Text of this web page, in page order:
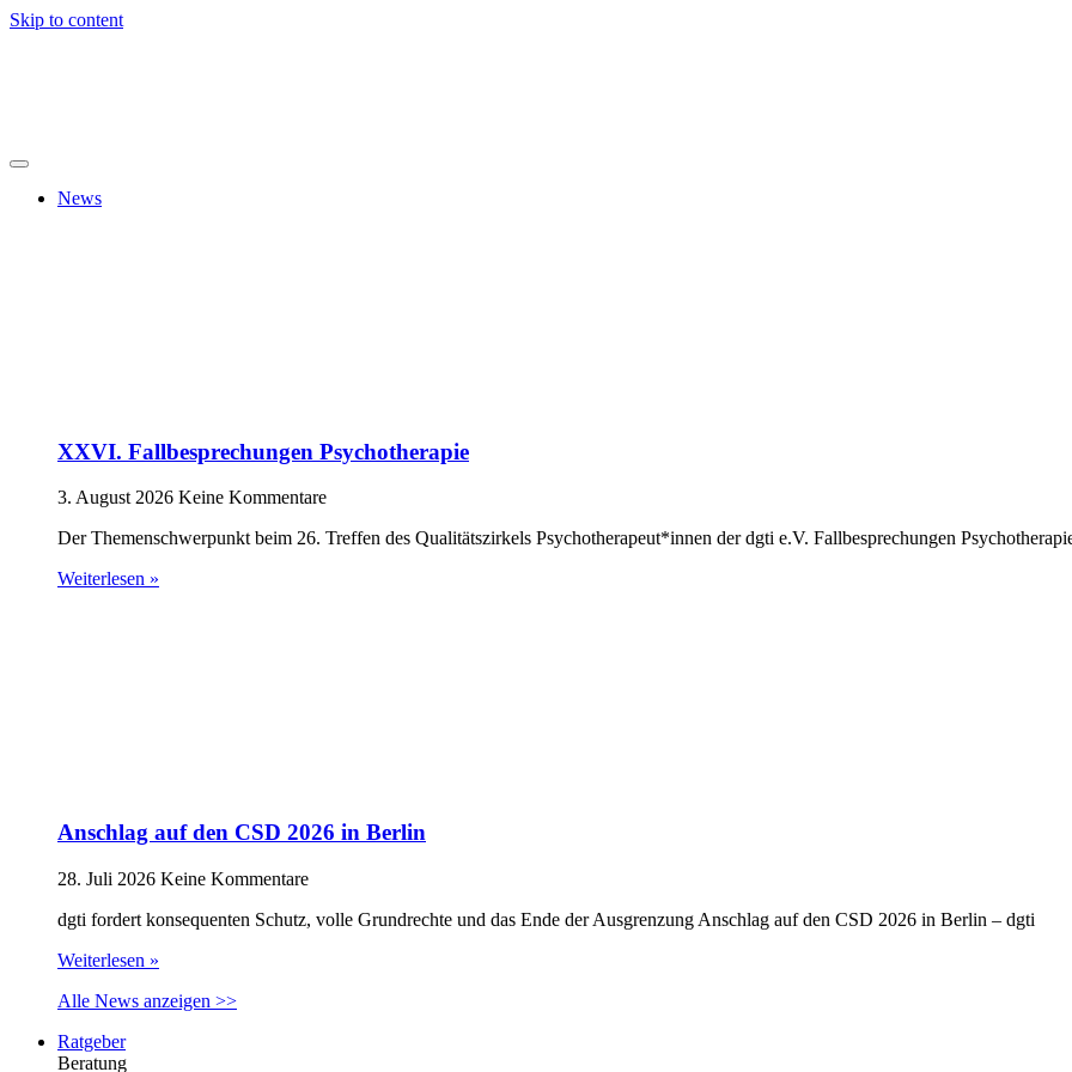
Skip to content
News
XXVI. Fallbesprechungen Psychotherapie
3. August 2026 Keine Kommentare
Der Themenschwerpunkt beim 26. Treffen des Qualitätszirkels Psychotherapeut*innen der dgti e.V. Fallbesprechungen
Weiterlesen »
Anschlag auf den CSD 2026 in Berlin
28. Juli 2026 Keine Kommentare
dgti fordert konsequenten Schutz, volle Grundrechte und das Ende der Ausgrenzung Anschlag auf den CSD 2026 in Berlin – dgti
Weiterlesen »
Alle News anzeigen >>
Ratgeber
Beratung